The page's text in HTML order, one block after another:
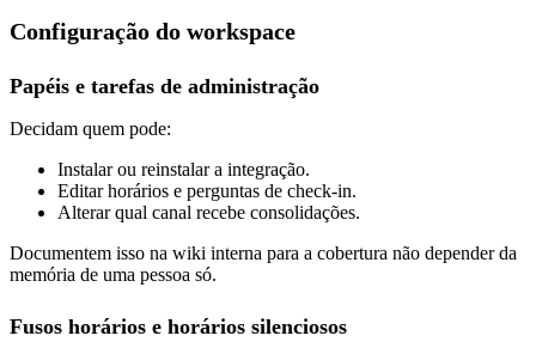
Configuração do workspace
Papéis e tarefas de administração
Decidam quem pode:
Instalar ou reinstalar a integração.
Editar horários e perguntas de check-in.
Alterar qual canal recebe consolidações.
Documentem isso na wiki interna para a cobertura não depender da
memória de uma pessoa só.
Fusos horários e horários silenciosos